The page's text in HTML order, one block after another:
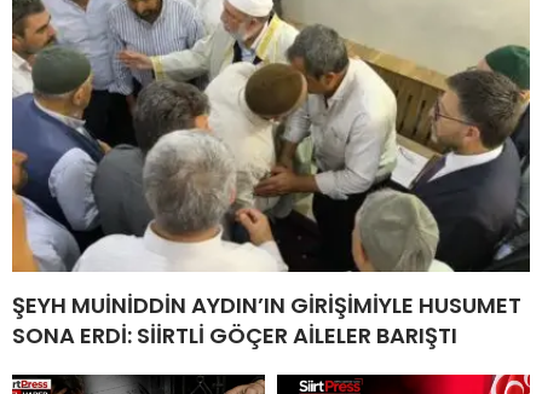
ŞEYH MUİNİDDİN AYDIN’IN GİRİŞİMİYLE HUSUMET
SONA ERDİ: SİİRTLİ GÖÇER AİLELER BARIŞTI